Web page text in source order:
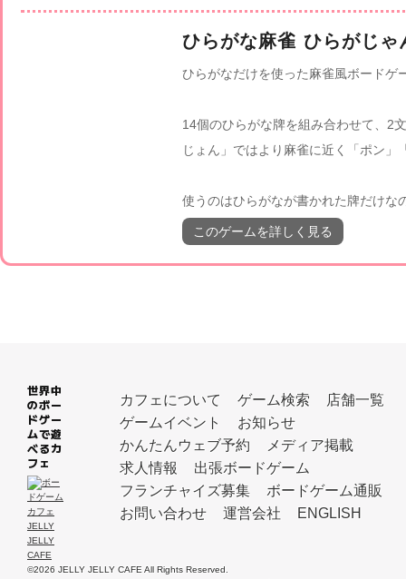
ひらがな麻雀 ひらがじ
ひらがなだけを使った麻雀風ボードゲ
14個のひらがな牌を組み合わせて、2
じょん」ではより麻雀に近く「ポン
使うのはひらがなが書かれた牌だけな
このゲームを詳しく見る
世界中
のボー
ドゲー
ムで遊
べるカ
フェ
カフェについて ゲーム検索
店舗一覧
ゲームイベント
お知らせ
かんたんウェブ予約
メディア掲載
求人情報
出張ボードゲーム
フランチャイズ募集
ボードゲーム通販
お問い合わせ
運営会社 ENGLISH
©2026 JELLY JELLY CAFE All Rights Reserved.